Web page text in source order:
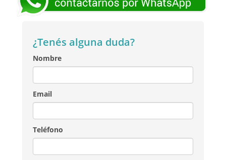
¿Tenés alguna duda?
Nombre
Email
Teléfono